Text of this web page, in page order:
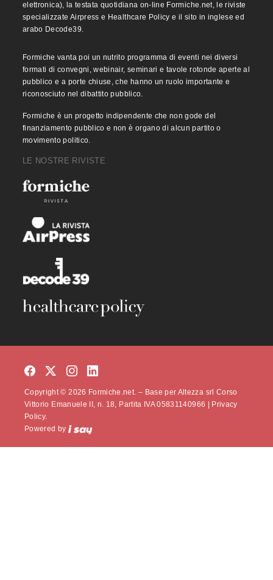
elettronica), la testata quotidiana on-line Formiche.net, le riviste
specializzate Airpress e Healthcare Policy e il sito in inglese ed
arabo Decode39.
Formiche vanta poi un nutrito programma di eventi nei diversi
formati di convegni, webinair, seminari e tavole rotonde aperte al
pubblico e a porte chiuse, che hanno un ruolo importante e
riconosciuto nel dibattito pubblico.
Formiche è un progetto indipendente che non gode del
finanziamento pubblico e non è organo di alcun partito o
movimento politico.
LE NOSTRE RIVISTE
Copyright © 2026 Formiche.net. – Base per Altezza srl Corso
Vittorio Emanuele II, n. 18, Partita IVA 05831140966 |
Privacy
Policy.
Powered by